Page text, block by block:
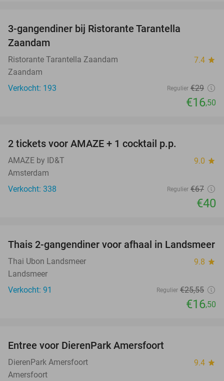
3-gangendiner bij Ristorante Tarantella
Zaandam
Ristorante Tarantella Zaandam 7.4 star
Zaandam
Verkocht: 193
Regulier €29
€16,50
2 tickets voor AMAZE + 1 cocktail p.p.
AMAZE by ID&T 9.0 star
Amsterdam
Verkocht: 338
Regulier €67
€40
35%
Thais 2-gangendiner voor afhaal in Landsmeer
Thai Ubon Landsmeer 9.8 star
Landsmeer
Verkocht: 91
Regulier €25,55
€16,50
Entree voor DierenPark Amersfoort
DierenPark Amersfoort 9.4 star
Amersfoort